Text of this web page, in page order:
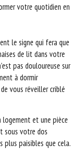
votre quotidien en
le signe qui fera que
de lit dans votre
pas douloureuse sur
à dormir
vous réveiller criblé
logement et une pièce
sous votre dos
paisibles que cela.